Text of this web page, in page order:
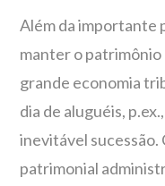
Além da importante
manter o
grande economia
dia de aluguéis,
inevitável sucessão.
patrimonial